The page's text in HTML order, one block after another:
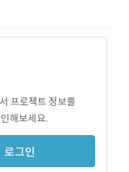
프로젝트 정보를
해보세요.
로그인